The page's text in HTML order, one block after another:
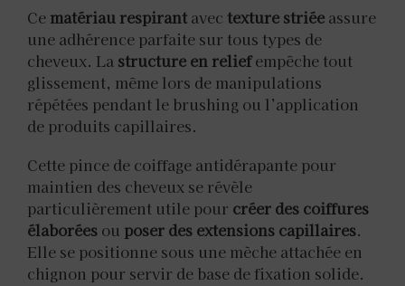
Ce matériau respirant avec texture striée assure
une adhérence parfaite sur tous types de
cheveux. La structure en reliefempêche tout
glissement, même lors de manipulations
répétées pendant le brushing ou l’application
de produits capillaires.
Cette pince de coiffage antidérapante pour
maintien des cheveux se révèle
particulièrement utile pour créer des coiffures
élaborées ou poser des extensions capillaires.
Elle se positionne sous une mèche attachée en
chignon pour servir de base de fixation solide.